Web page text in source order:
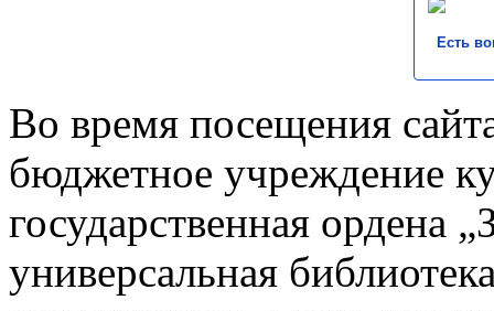
Есть
Во время посещения
бюджетное учреждение
государственная ордена
универсальная